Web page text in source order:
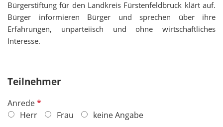
Bürgerstiftung für den Landkreis Fürstenfeldbruck klärt auf.
Bürger informieren Bürger und sprechen über ihre
Erfahrungen, unparteiisch und ohne wirtschaftliches
Interesse.
Teilnehmer
AnredeP
f
Herr Frau keine Angabe